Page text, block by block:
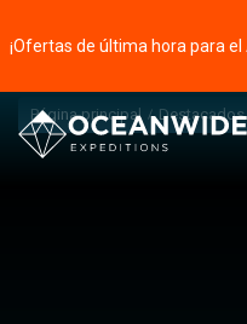
Página principal Destacados